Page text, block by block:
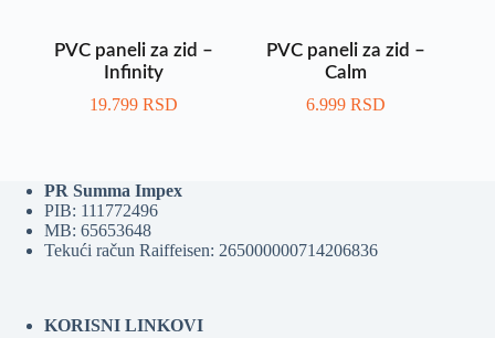
PVC paneli za zid –
Infinity
19.799RSD
PVC paneli za zid –
Calm
6.999RSD
PR Summa Impex
PIB: 111772496
MB: 65653648
Tekući račun Raiffeisen: 265000000714206836
KORISNI LINKOVI